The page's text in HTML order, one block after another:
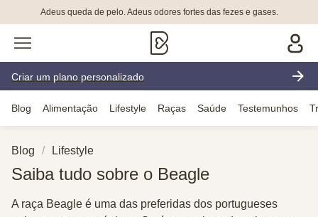
Adeus queda de pelo. Adeus odores fortes das fezes e gases.
Criar um plano personalizado
Blog Alimentação Lifestyle Raças Saúde Testemunhos
Blog Lifestyle
Saiba tudo sobre o Beagle
A raça Beagle é uma das preferidas dos portugueses